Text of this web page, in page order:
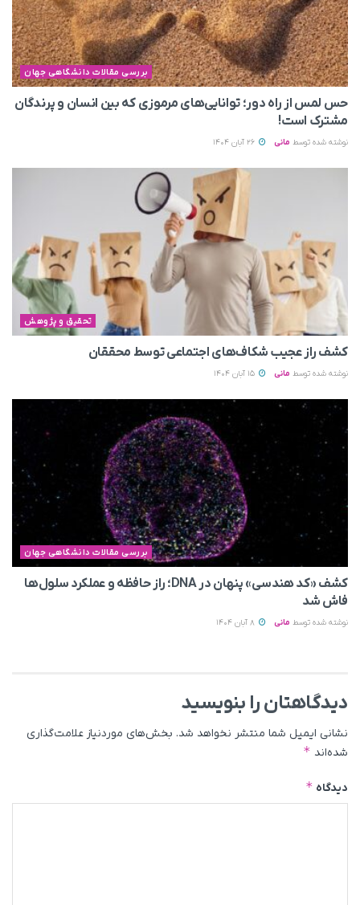
بررسی مقالات دانشگاهی جهان
حس لمس از راه دور؛ توانایی‌های مرموزی که بین انسان و پرندگان
مشترک است!
نوشته شده توسط مانی
تحقیق و پژوهش
کشف راز عجیب شکاف‌های اجتماعی توسط محققان
نوشته شده توسط مانی
بررسی مقالات دانشگاهی جهان
کشف «کد هندسی» پنهان در DNA؛ راز حافظه و عملکرد سلول‌ها
فاش شد
نوشته شده توسط مانی
دیدگاهتان را بنویسید
نشانی ایمیل شما منتشر نخواهد شد. بخش‌های موردنیاز علامت‌گذاری
شده‌اند *
دیدگاه *